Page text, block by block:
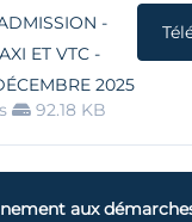
-
ET VTC -
2025
92.18 KB
aux